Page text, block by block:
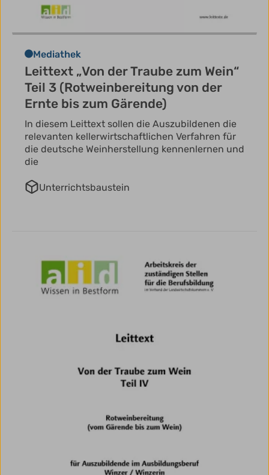
Mediathek
Leittext „Von der Traube zum Wein“
Teil 3 (Rotweinbereitung von der
Ernte bis zum Gärende)
In diesem Leittext sollen die Auszubildenen die
relevanten kellerwirtschaftlichen Verfahren für
die deutsche Weinherstellung kennenlernen und
die
Unterrichtsbaustein